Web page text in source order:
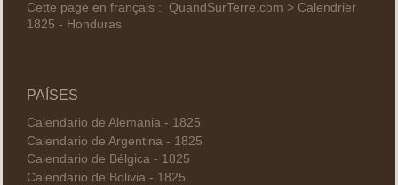
Cette page en français : QuandSurTerre.com > Calendrier
1825 - Honduras
PAÍSES
Calendario de Alemania - 1825
Calendario de Argentina - 1825
Calendario de Bélgica - 1825
Calendario de Bolivia - 1825